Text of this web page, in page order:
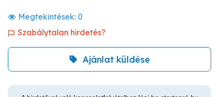
Megtekintések: 0
Szabálytalan hirdetés?
Ajánlat küldése